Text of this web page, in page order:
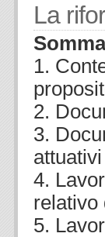
La
1.
2.
3.
attuativi
4.
relativo
5.